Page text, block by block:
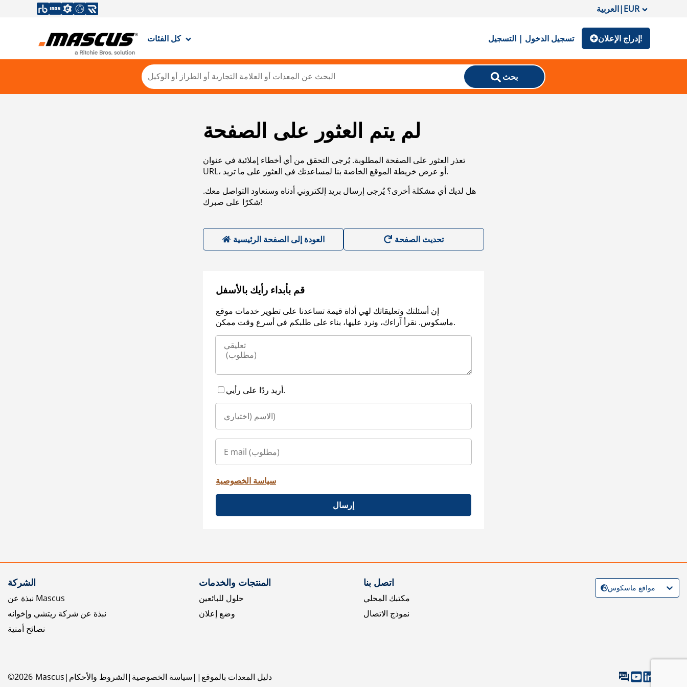
العربية|EUR
كل الفئات تسجيل الدخول | التسجيل إدراج الإعلان!
بحث
لم يتم العثور على الصفحة
تعذر العثور على الصفحة المطلوبة. يُرجى التحقق من أي أخطاء إملائية في عنوان
URL، أو عرض خريطة الموقع الخاصة بنا لمساعدتك في العثور على ما تريد.
هل لديك أي مشكلة أخرى؟ يُرجى إرسال بريد إلكتروني أدناه وسنعاود التواصل معك.
شكرًا على صبرك!
العودة إلى الصفحة الرئيسية
قم بأبداء رأيك بالأسفل
إن أسئلتك وتعليقاتك لهي أداة قيمة تساعدنا على تطوير خدمات موقع
ماسكوس. نقرأ آراءك، ونرد عليها، بناء على طلبكم في أسرع وقت ممكن.
أريد ردًا على رأيي.
سياسة الخصوصية
إرسال
الشركة
نبذة عن Mascus
نبذة عن شركة ريتشي وإخوانه
نصائح أمنية
المنتجات والخدمات
حلول للبائعين
وضع إعلان
اتصل بنا
مكتبك المحلي
نموذج الاتصال
©2026 Mascus الشروط والأحكام سياسة الخصوصية دليل المعدات بالموقع
مواقع ماسكوس